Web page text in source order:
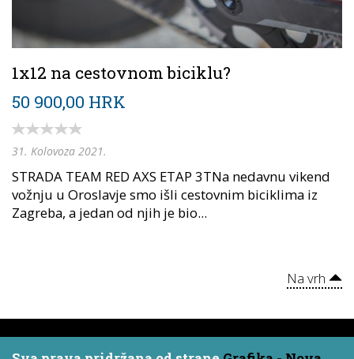
1x12 na cestovnom biciklu?
50 900,00 HRK
31. Kolovoza 2021.
STRADA TEAM RED AXS ETAP 3TNa nedavnu vikend
vožnju u Oroslavje smo išli cestovnim biciklima iz
Zagreba, a jedan od njih je bio...
Na vrh